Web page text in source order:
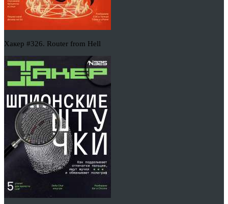
Хакер #326. Router from Hell